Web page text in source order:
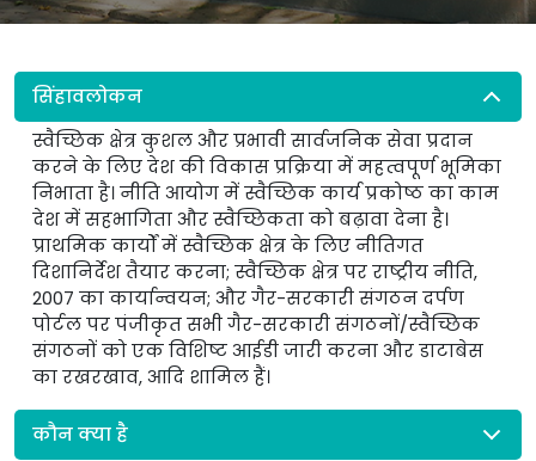
सिंहावलोकन
स्वैच्छिक क्षेत्र कुशल और प्रभावी सार्वजनिक सेवा प्रदान
करने के लिए देश की विकास प्रक्रिया में महत्वपूर्ण भूमिका
निभाता है। नीति आयोग में स्वैच्छिक कार्य प्रकोष्ठ का काम
देश में सहभागिता और स्वैच्छिकता को बढ़ावा देना है।
प्राथमिक कार्यों में स्वैच्छिक क्षेत्र के लिए नीतिगत
दिशानिर्देश तैयार करना; स्वैच्छिक क्षेत्र पर राष्ट्रीय नीति,
2007 का कार्यान्वयन; और गैर-सरकारी संगठन दर्पण
पोर्टल पर पंजीकृत सभी गैर-सरकारी संगठनों/स्वैच्छिक
संगठनों को एक विशिष्ट आईडी जारी करना और डाटाबेस
का रखरखाव, आदि शामिल हैं।
कौन क्या है